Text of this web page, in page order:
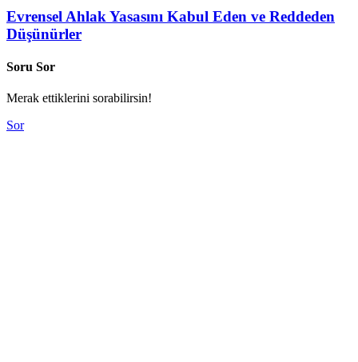
Evrensel Ahlak Yasasını Kabul Eden ve Reddeden
Düşünürler
Soru Sor
Merak ettiklerini sorabilirsin!
Sor